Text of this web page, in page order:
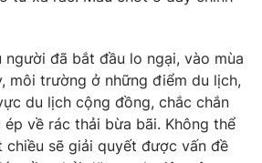
Vươn mình bằng AI
VTV8
người đã bắt đầu lo ngại, vào mùa
môi trường ở những điểm du lịch,
du lịch cộng đồng, chắc chắn
về rác thải bừa bãi. Không thể
sẽ giải quyết được vấn đề